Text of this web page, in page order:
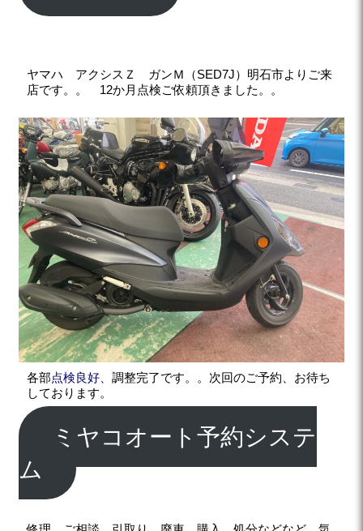
ヤマハ アクシスＺ ガンＭ（SED7J）明石市よりご来
店です。。 12か月点検ご依頼頂きました。。
各部点検良好、調整完了です。。次回のご予約、お待ち
しております。
ミヤコオート予約システ
ム